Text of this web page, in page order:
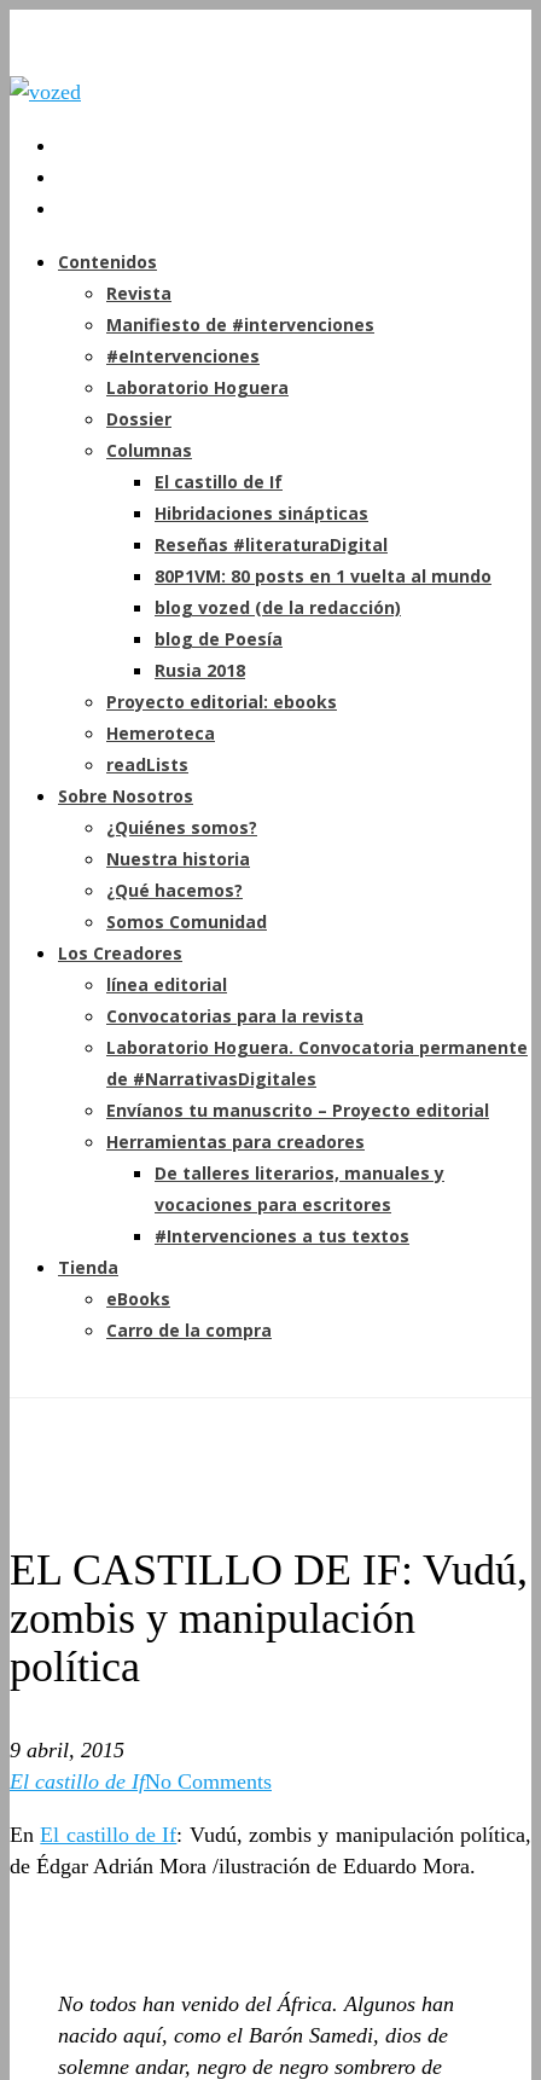
Contenidos
Revista
Manifiesto de #intervenciones
#eIntervenciones
Laboratorio Hoguera
Dossier
Columnas
El castillo de If
Hibridaciones sinápticas
Reseñas #literaturaDigital
80P1VM: 80 posts en 1 vuelta al mundo
blog vozed (de la redacción)
blog de Poesía
Rusia 2018
Proyecto editorial: ebooks
Hemeroteca
readLists
Sobre Nosotros
¿Quiénes somos?
Nuestra historia
¿Qué hacemos?
Somos Comunidad
Los Creadores
línea editorial
Convocatorias para la revista
Laboratorio Hoguera. Convocatoria permanente
de #NarrativasDigitales
Envíanos tu manuscrito – Proyecto editorial
Herramientas para creadores
De talleres literarios, manuales y
vocaciones para escritores
#Intervenciones a tus textos
Tienda
eBooks
Carro de la compra
EL CASTILLO DE IF: Vudú,
zombis y manipulación
política
9 abril, 2015
El castillo de IfNo Comments
EnEl castillo de If: Vudú, zombis y manipulación política,
de Édgar Adrián Mora /ilustración de Eduardo Mora.
No todos han venido del África. Algunos han
nacido aquí, como el Barón Samedi, dios de
solemne andar, negro de negro sombrero de